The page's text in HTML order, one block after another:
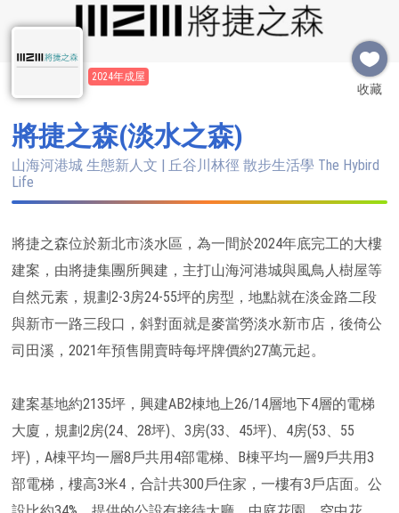
收藏
2024年成屋
將捷之森(淡水之森)
山海河港城 生態新人文 | 丘谷川林徑 散步生活學 The Hybird
Life
將捷之森位於新北市淡水區，為一間於2024年底完工的大樓
建案，由將捷集團所興建，主打山海河港城與風鳥人樹屋等
自然元素，規劃2-3房24-55坪的房型，地點就在淡金路二段
與新市一路三段口，斜對面就是麥當勞淡水新市店，後倚公
司田溪，2021年預售開賣時每坪牌價約27萬元起。
建案基地約2135坪，興建AB2棟地上26/14層地下4層的電梯
大廈，規劃2房(24、28坪)、3房(33、45坪)、4房(53、55
坪)，A棟平均一層8戶共用4部電梯、B棟平均一層9戶共用3
部電梯，樓高3米4，合計共300戶住家，一樓有3戶店面。公